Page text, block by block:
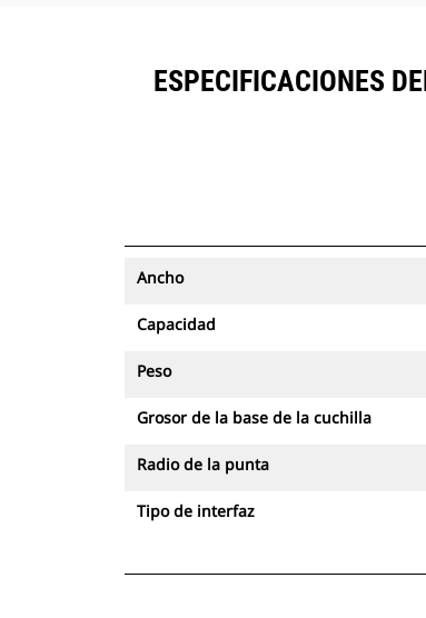
ESPECIFICACIONES
Ancho
Capacidad
Peso
Grosor de la base de la cuchilla
Radio de la punta
Tipo de interfaz